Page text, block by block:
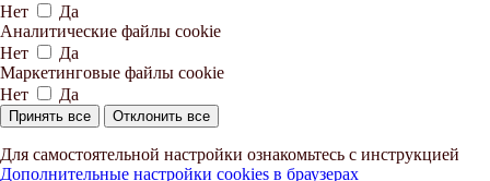
Нет
Да
Аналитические файлы cookie
Нет
Да
Маркетинговые файлы cookie
Нет
Да
Принять все Отклонить все
Для самостоятельной настройки ознакомьтесь с инструкцией
Дополнительные настройки cookies в браузерах